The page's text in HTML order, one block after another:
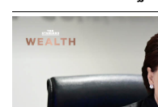
เปิดเป้าสิ้นปีนี้จ่อแข็งต่อแ